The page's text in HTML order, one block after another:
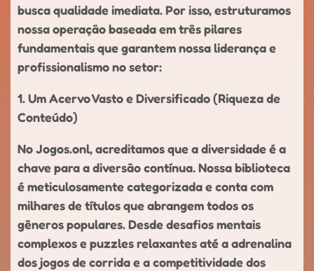
busca qualidade imediata. Por isso, estruturamos
nossa operação baseada em três pilares
fundamentais que garantem nossa liderança e
profissionalismo no setor:
1. Um Acervo Vasto e Diversificado (Riqueza de
Conteúdo)
No Jogos.onl, acreditamos que a diversidade é a
chave para a diversão contínua. Nossa biblioteca
é meticulosamente categorizada e conta com
milhares de títulos que abrangem todos os
gêneros populares. Desde desafios mentais
complexos e puzzles relaxantes até a adrenalina
dos jogos de corrida e a competitividade dos